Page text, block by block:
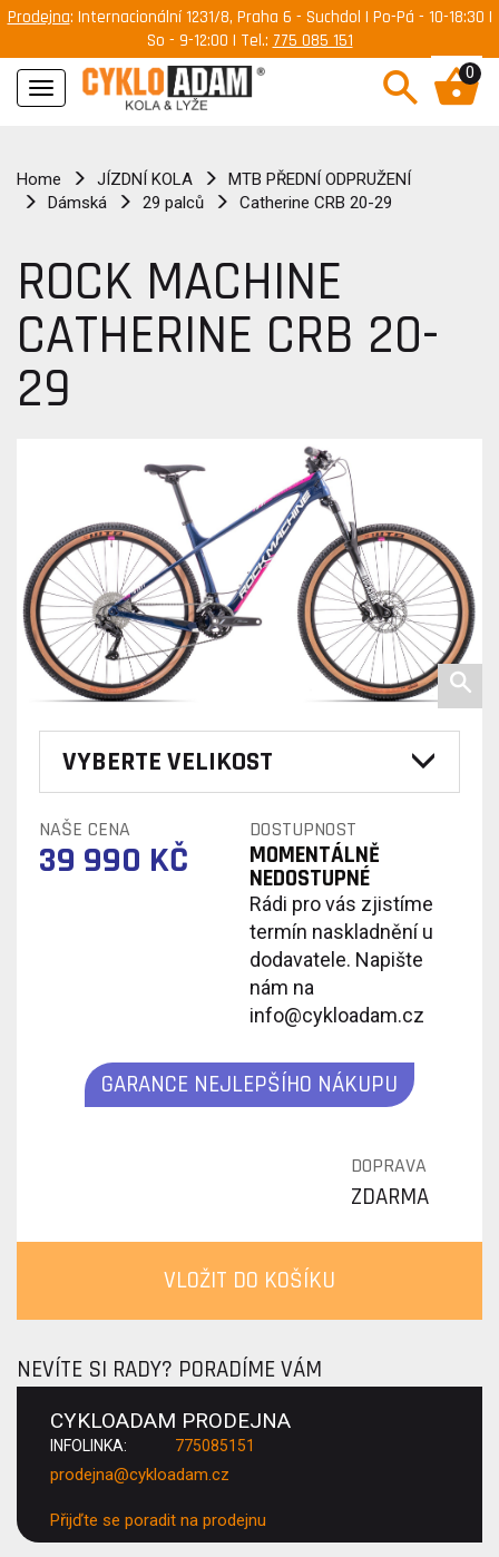
Prodejna: Internacionální 1231/8, Praha 6 - Suchdol | Po-Pá - 10-18:30 |
So - 9-12:00 | Tel.: 775 085 151
Navigace
0
Home JÍZDNÍ KOLA
MTB PŘEDNÍ ODPRUŽENÍ
Dámská
29 palců Catherine CRB 20-29
ROCK MACHINE
CATHERINE CRB 20-
29
VYBERTE VELIKOST
NAŠE CENA DOSTUPNOST
39 990 KČ MOMENTÁLNĚ
NEDOSTUPNÉ
Rádi pro vás zjistíme
termín naskladnění u
dodavatele. Napište
nám na
info@cykloadam.cz
GARANCE NEJLEPŠÍHO NÁKUPU
DOPRAVA
ZDARMA
VLOŽIT DO KOŠÍKU
NEVÍTE SI RADY? PORADÍME VÁM
CYKLOADAM PRODEJNA
INFOLINKA: 775085151
prodejna@cykloadam.cz
Přijďte se poradit na prodejnu